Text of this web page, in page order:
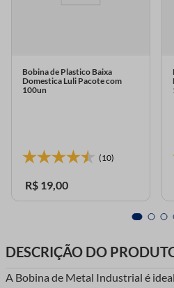
Bobina de Plastico Baixa
Domestica Luli Pacote com
100un
(10)
R$ 19,00
DESCRIÇÃO DO
A Bobina de Metal Industrial é